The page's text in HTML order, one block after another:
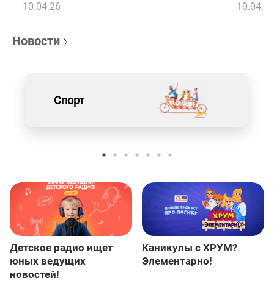
10.04.26
10.04.26
Новости
Спорт
Детское радио ищет
юных ведущих
новостей!
Каникулы с ХРУМ?
Элементарно!